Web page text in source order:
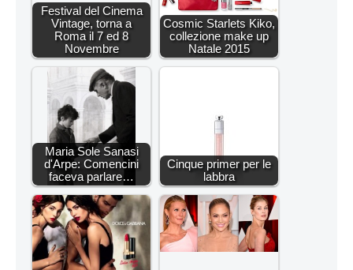
Festival del Cinema
Vintage, torna a
Roma il 7 ed 8
Novembre
Cosmic Starlets Kiko,
collezione make up
Natale 2015
Maria Sole Sanasi
d'Arpe: Comencini
faceva parlare…
Cinque primer per le
labbra